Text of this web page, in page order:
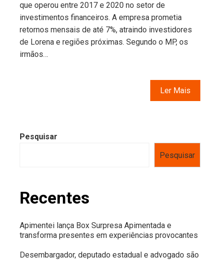
que operou entre 2017 e 2020 no setor de
investimentos financeiros. A empresa prometia
retornos mensais de até 7%, atraindo investidores
de Lorena e regiões próximas. Segundo o MP, os
irmãos…
Ler Mais
Pesquisar
Pesquisar
Recentes
Apimentei lança Box Surpresa Apimentada e
transforma presentes em experiências provocantes
Desembargador, deputado estadual e advogado são